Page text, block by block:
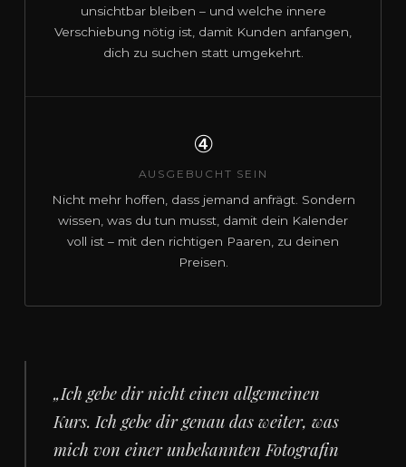
unsichtbar bleiben – und welche innere
Verschiebung nötig ist, damit Kunden anfangen,
dich zu suchen statt umgekehrt.
④
AUSGEBUCHT SEIN
Nicht mehr hoffen, dass jemand anfrägt. Sondern
wissen, was du tun musst, damit dein Kalender
voll ist – mit den richtigen Paaren, zu deinen
Preisen.
„Ich gebe dir nicht einen allgemeinen
Kurs. Ich gebe dir genau das weiter, was
mich von einer unbekannten Fotografin